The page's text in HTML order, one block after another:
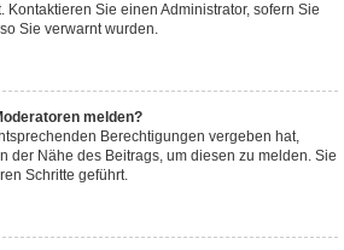
Kontaktieren Sie einen Administrator, sofern Sie
Sie verwarnt wurden.
melden?
Berechtigungen vergeben hat,
der Nähe des Beitrags, um diesen zu melden. Sie
Schritte geführt.